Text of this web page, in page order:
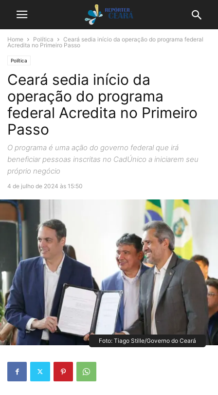
Home Política
Ceará sedia início da operação do programa federal
Acredita no Primeiro Passo
Política
Ceará sedia início da
operação do programa
federal Acredita no Primeiro
Passo
O programa é uma ação do governo federal que irá
beneficiar pessoas inscritas no CadÚnico a iniciarem seu
próprio negócio
4 de julho de 2024 às 15:50
Foto: Tiago Stille/Governo do Ceará